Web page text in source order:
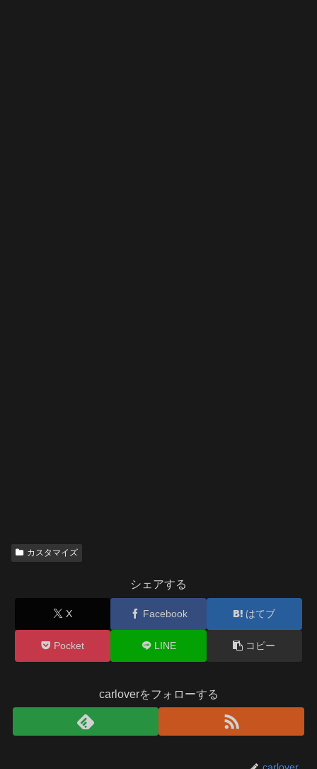
カスタマイズ
シェアする
X Facebook はてブ
Pocket LINE コピー
carloverをフォローする